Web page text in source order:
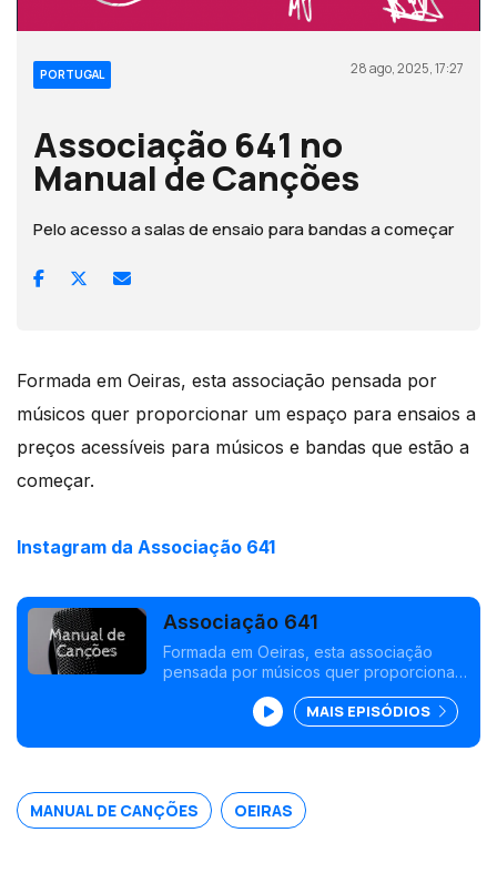
PORTUGAL 28 ago, 2025, 17:27
Associação 641 no
Manual de Canções
Pelo acesso a salas de ensaio para bandas a começar
Formada em Oeiras, esta associação pensada por
músicos quer proporcionar um espaço para ensaios a
preços acessíveis para músicos e bandas que estão a
começar.
Instagram da Associação 641
Associação 641
Formada em Oeiras, esta associação
pensada por músicos quer proporcionar
acessíveis para músicos e bandas que
estão a começar.
MAIS EPISÓDIOS
MANUAL DE CANÇÕES OEIRAS